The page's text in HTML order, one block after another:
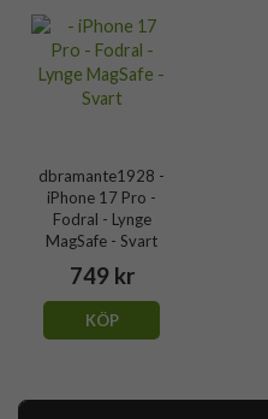
dbramante1928 -
iPhone 17 Pro -
Fodral - Lynge
MagSafe - Svart
749 kr
KÖP